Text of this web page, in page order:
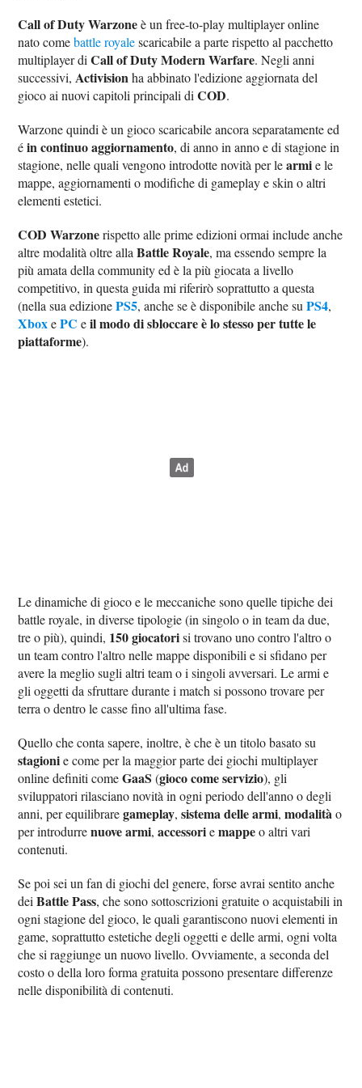
Call of Duty Warzoneè un free-to-play multiplayer online
nato comebattle royalescaricabile a parte rispetto al pacchetto
multiplayer diCall of Duty Modern Warfare. Negli anni
successivi, Activisionha abbinato l'edizione aggiornata del
gioco ai nuovi capitoli principali diCOD.
Warzone quindi è un gioco scaricabile ancora separatamente ed
éin continuo aggiornamento, di anno in anno e di stagione in
stagione, nelle quali vengono introdotte novità per learmie le
mappe, aggiornamenti o modifiche di gameplay e skin o altri
elementi estetici.
COD Warzonerispetto alle prime edizioni ormai include anche
altre modalità oltre allaBattle Royale, ma essendo sempre la
più amata della community ed è la più giocata a livello
competitivo, in questa guida mi riferirò soprattutto a questa
(nella sua edizionePS5, anche se è disponibile anche suPS4,
XboxePC eil modo di sbloccare è lo stesso per tutte le
piattaforme).
Le dinamiche di gioco e le meccaniche sono quelle tipiche dei
battle royale, in diverse tipologie (in singolo o in team da due,
tre o più), quindi, 150 giocatorisi trovano uno contro l'altro o
un team contro l'altro nelle mappe disponibili e si sfidano per
avere la meglio sugli altri team o i singoli avversari. Le armi e
gli oggetti da sfruttare durante i match si possono trovare per
terra o dentro le casse fino all'ultima fase.
Quello che conta sapere, inoltre, è che è un titolo basato su
stagionie come per la maggior parte dei giochi multiplayer
online definiti comeGaaS (gioco come servizio), gli
sviluppatori rilasciano novità in ogni periodo dell'anno o degli
anni, per equilibraregameplay,sistema delle armi,modalitào
per introdurrenuove armi,accessoriemappeo altri vari
contenuti.
Se poi sei un fan di giochi del genere, forse avrai sentito anche
deiBattle Pass, che sono sottoscrizioni gratuite o acquistabili in
ogni stagione del gioco, le quali garantiscono nuovi elementi in
game, soprattutto estetiche degli oggetti e delle armi, ogni volta
che si raggiunge un nuovo livello. Ovviamente, a seconda del
costo o della loro forma gratuita possono presentare differenze
nelle disponibilità di contenuti.